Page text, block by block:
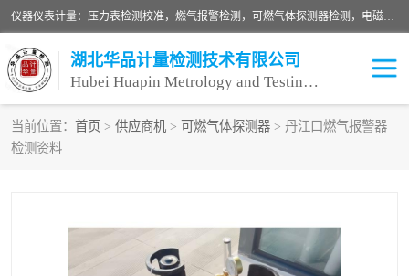
仪器仪表计量：压力表检测校准，燃气报警检测，可燃气体探测器检测，电磁流量计检测校准，明渠流量计检测，千斤顶检测标定，仪器校准，量具校准，仪表检测，仪器检测，计量设备校准；洁净室检测：洁净度检测，洁净厂房检测，无尘洁净室检测，悬浮粒子检测，*过滤器检测；安全阀校验：安全阀校验，安全阀检验，安全阀检测，安全阀年检，安全阀校正，安全阀校准；
湖北华品计量检测技术有限公司
Hubei Huapin Metrology and Testing Technology Co. , Ltd.
当前位置： 首页 > 供应商机 > 可燃气体探测器 > 丹江口燃气报警器
检测资料
仪器仪表计量
可燃气体探测器